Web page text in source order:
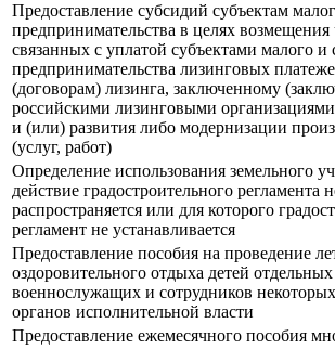
Предоставление субсидий субъектам
предпринимательства в целях возмещения
связанных с уплатой субъектами малого и
предпринимательства лизинговых
(договорам) лизинга, заключенному
российскими лизинговыми организациями
и (или) развития либо модернизации
(услуг, работ)
Определение использования земельного
действие градостроительного регламента
распространяется или для которого
регламент не устанавливается
Предоставление пособия на проведение
оздоровительного отдыха детей
военнослужащих и сотрудников
органов исполнительной власти
Предоставление ежемесячного пособия